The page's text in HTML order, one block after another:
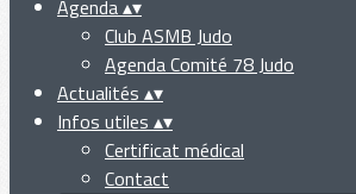
Agenda▴▾
Club ASMB Judo
Agenda Comité 78 Judo
Actualités ▴▾
Infos utiles ▴▾
Certificat médical
Contact